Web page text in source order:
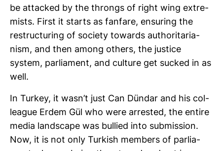
be atta­cked by the throngs of right wing extre­
mists. First it starts as fan­fare, ensu­ring the
restruc­tu­ring of society towards autho­ri­ta­ria­
nism, and then among others, the justice
system, par­lia­ment, and cul­ture get sucked in as
well.
In Turkey, it wasn’t just Can Dündar and his col­
le­ague Erdem Gül who were arrested, the entire
media land­s­cape was bul­lied into sub­mis­sion.
Now, it is not only Tur­kish mem­bers of par­lia­